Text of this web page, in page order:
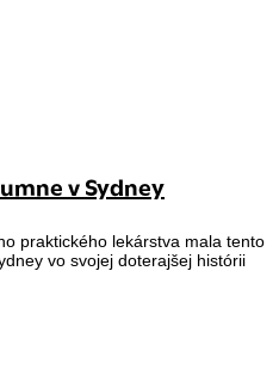
v Sydney
praktického lekárstva mala tento
vo svojej doterajšej histórii